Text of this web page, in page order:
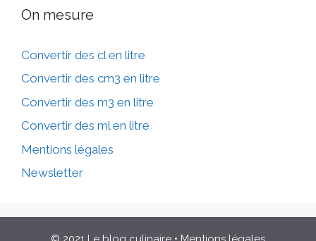
On mesure
Convertir des cl en litre
Convertir des cm3 en litre
Convertir des m3 en litre
Convertir des ml en litre
Mentions légales
Newsletter